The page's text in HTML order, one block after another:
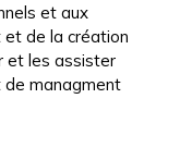
et aux
de la création
et les assister
de managment